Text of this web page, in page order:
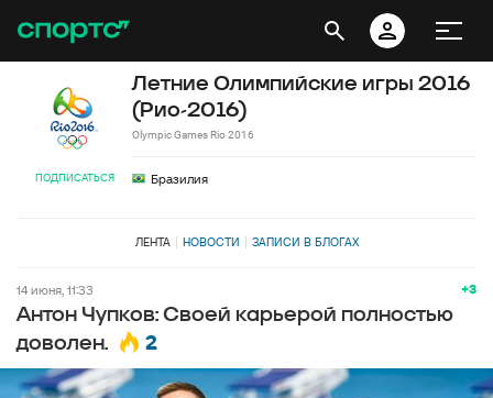
ПОДПИСАТЬСЯ
Летние Олимпийские игры 2016
(Рио-2016)
Olympic Games Rio 2016
Бразилия
ЛЕНТА НОВОСТИ ЗАПИСИ В БЛОГАХ
+3
14 июня, 11:33
Антон Чупков: Своей карьерой полностью
доволен.
2